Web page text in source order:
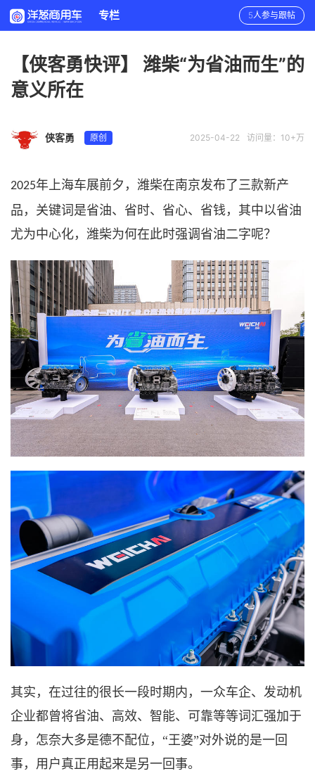
专栏 5人参与跟帖
【侠客勇快评】 潍柴“为省油而生”的
意义所在
访问量：10+万
2025-04-22
侠客勇 原创
2025年上海车展前夕，潍柴在南京发布了三款新产
品，关键词是省油、省时、省心、省钱，其中以省油
尤为中心化，潍柴为何在此时强调省油二字呢？
其实，在过往的很长一段时期内，一众车企、发动机
企业都曾将省油、高效、智能、可靠等等词汇强加于
身，怎奈大多是德不配位， “王婆”对外说的是一回
事，用户真正用起来是另一回事。